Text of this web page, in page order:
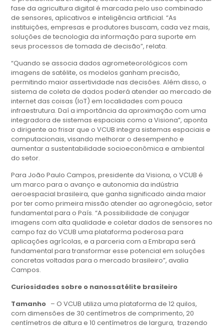
fase da agricultura digital é marcada pelo uso combinado
de sensores, aplicativos e inteligência artificial. “As
instituições, empresas e produtores buscam, cada vez mais,
soluções de tecnologia da informação para suporte em
seus processos de tomada de decisão”, relata.
“Quando se associa dados agrometeorológicos com
imagens de satélite, os modelos ganham precisão,
permitindo maior assertividade nas decisões. Além disso, o
sistema de coleta de dados poderá atender ao mercado de
internet das coisas (IoT) em localidades com pouca
infraestrutura. Daí a importância da aproximação com uma
integradora de sistemas espaciais como a Visiona”, aponta
o dirigente ao frisar que o VCUB integra sistemas espaciais e
computacionais, visando melhorar o desempenho e
aumentar a sustentabilidade socioeconômica e ambiental
do setor.
Para João Paulo Campos, presidente da Visiona, o VCUB é
um marco para o avanço e autonomia da indústria
aeroespacial brasileira, que ganha significado ainda maior
por ter como primeira missão atender ao agronegócio, setor
fundamental para o País. “A possibilidade de conjugar
imagens com alta qualidade e coletar dados de sensores no
campo faz do VCUB uma plataforma poderosa para
aplicações agrícolas, e a parceria com a Embrapa será
fundamental para transformar esse potencial em soluções
concretas voltadas para o mercado brasileiro”, avalia
Campos.
Curiosidades sobre o nanossatélite brasileiro
Tamanho – O VCUB utiliza uma plataforma de 12 quilos,
com dimensões de 30 centímetros de comprimento, 20
centímetros de altura e 10 centímetros de largura, trazendo